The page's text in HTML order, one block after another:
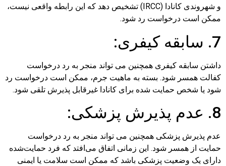
و شهروندی کانادا (IRCC) تشخیص دهد که این رابطه واقعی نیست،
ممکن است درخواست رد شود.
7. سابقه کیفری:
داشتن سابقه کیفری همچنین می تواند منجر به رد درخواست
کفالت همسر شود. بسته به ماهیت جرم، ممکن است درخواست رد
شود یا شخص حمایت شده برای کانادا غیرقابل پذیرش تلقی شود.
8. عدم پذیرش پزشکی:
عدم پذیرش پزشکی همچنین می تواند منجر به رد درخواست
حمایت از همسر شود. این زمانی اتفاق می‌افتد که فرد حمایت‌شده
دارای یک وضعیت پزشکی باشد که ممکن است سلامت یا ایمنی